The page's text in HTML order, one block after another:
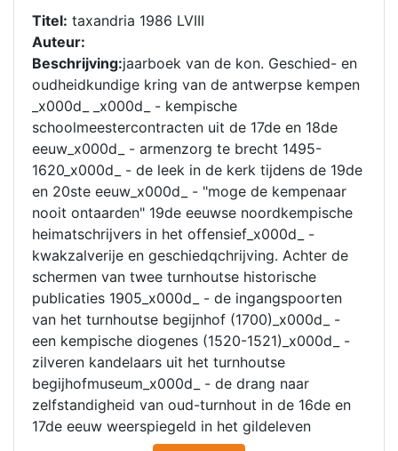
Titel: taxandria 1986 LVIII
Auteur:
Beschrijving:jaarboek van de kon. Geschied- en
oudheidkundige kring van de antwerpse kempen
_x000d_ _x000d_ - kempische
schoolmeestercontracten uit de 17de en 18de
eeuw_x000d_ - armenzorg te brecht 1495-
1620_x000d_ - de leek in de kerk tijdens de 19de
en 20ste eeuw_x000d_ - "moge de kempenaar
nooit ontaarden" 19de eeuwse noordkempische
heimatschrijvers in het offensief_x000d_ -
kwakzalverije en geschiedqchrijving. Achter de
schermen van twee turnhoutse historische
publicaties 1905_x000d_ - de ingangspoorten
van het turnhoutse begijnhof (1700)_x000d_ -
een kempische diogenes (1520-1521)_x000d_ -
zilveren kandelaars uit het turnhoutse
begijhofmuseum_x000d_ - de drang naar
zelfstandigheid van oud-turnhout in de 16de en
17de eeuw weerspiegeld in het gildeleven